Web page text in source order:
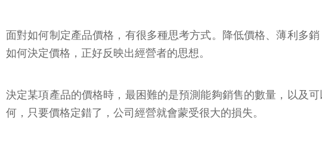
面對如何制定產品價格，有很多種思考方式。降低價格、薄利多
如何決定價格，正好反映出經營者的思想。
決定某項產品的價格時，最困難的是預測能夠銷售的數量，以及
何，只要價格定錯了，公司經營就會蒙受很大的損失。